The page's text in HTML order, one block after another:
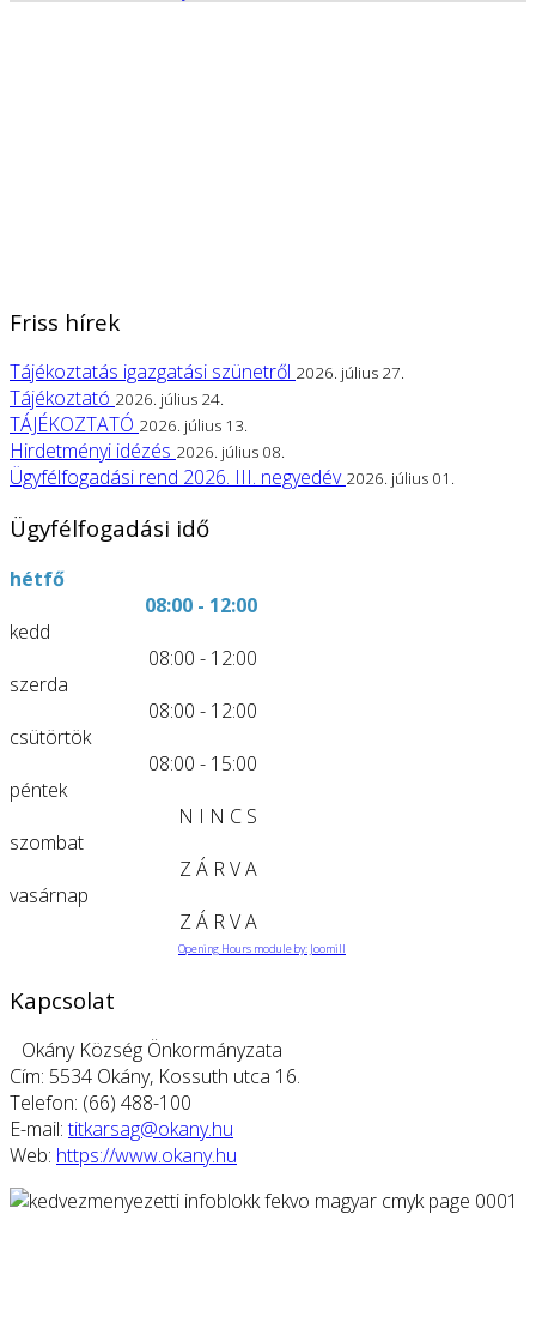
Friss hírek
Tájékoztatás igazgatási szünetről 2026. július 27.
Tájékoztató 2026. július 24.
TÁJÉKOZTATÓ 2026. július 13.
Hirdetményi idézés 2026. július 08.
Ügyfélfogadási rend 2026. III. negyedév 2026. július 01.
Ügyfélfogadási idő
hétfő
08:00 - 12:00
kedd
08:00 - 12:00
szerda
08:00 - 12:00
csütörtök
08:00 - 15:00
péntek
N I N C S
szombat
Z Á R V A
vasárnap
Z Á R V A
Opening Hours module by: Joomill
Kapcsolat
Okány Község Önkormányzata
Cím: 5534 Okány, Kossuth utca 16.
Telefon: (66) 488-100
E-mail:titkarsag@okany.hu
Web: https://www.okany.hu